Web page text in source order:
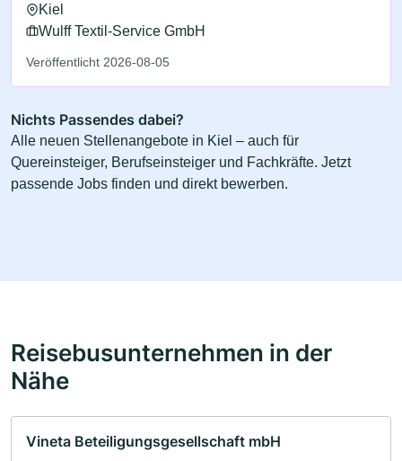
Kiel
Wulff Textil-Service GmbH
Veröffentlicht 2026-08-05
Nichts Passendes dabei?
Alle neuen Stellenangebote in Kiel – auch für
Quereinsteiger, Berufseinsteiger und Fachkräfte. Jetzt
passende Jobs finden und direkt bewerben.
Reisebusunternehmen in der
Nähe
Vineta Beteiligungsgesellschaft mbH